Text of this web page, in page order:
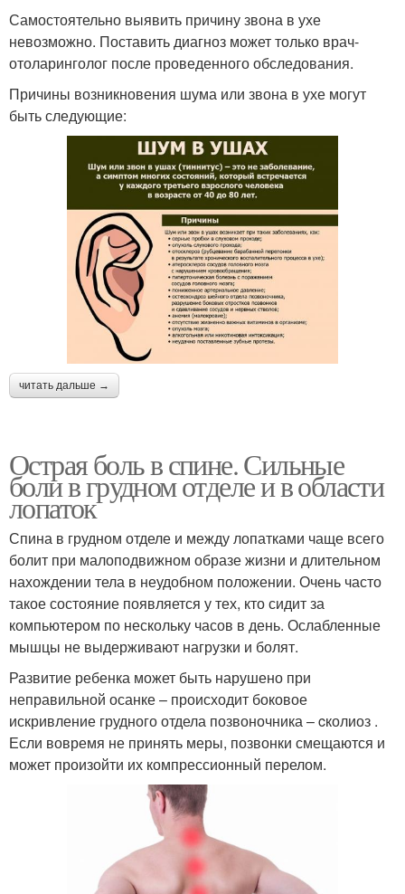
Самостоятельно выявить причину звона в ухе
невозможно. Поставить диагноз может только врач-
отоларинголог после проведенного обследования.
Причины возникновения шума или звона в ухе могут
быть следующие:
читать дальше →
Острая боль в спине. Сильные
боли в грудном отделе и в области
лопаток
Спина в грудном отделе и между лопатками чаще всего
болит при малоподвижном образе жизни и длительном
нахождении тела в неудобном положении. Очень часто
такое состояние появляется у тех, кто сидит за
компьютером по нескольку часов в день. Ослабленные
мышцы не выдерживают нагрузки и болят.
Развитие ребенка может быть нарушено при
неправильной осанке – происходит боковое
искривление грудного отдела позвоночника – cколиоз .
Если вовремя не принять меры, позвонки смещаются и
может произойти их компрессионный перелом.